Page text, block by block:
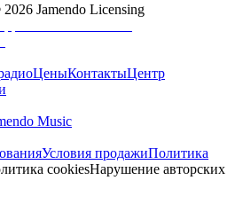
2026 Jamendo Licensing
ЦеныКонтактыЦентр
Music
Условия продажиПолитика
cookiesНарушение авторских